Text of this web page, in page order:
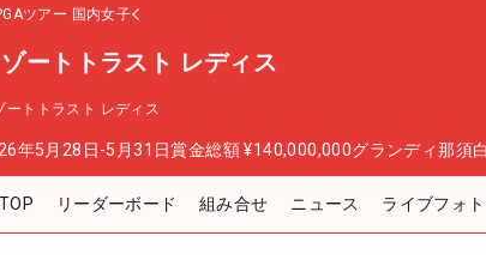
ツアー 国内女子
ゾートトラスト レディス
ートトラスト レディス
年5月28日-5月31日賞金総額 ¥140,000,000グランディ那須
リーダーボード 組み合せ ニュース ライブフォト